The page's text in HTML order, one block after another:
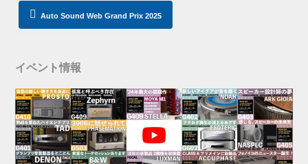
Auto Sound Web Grand Prix 2025
イベント情報